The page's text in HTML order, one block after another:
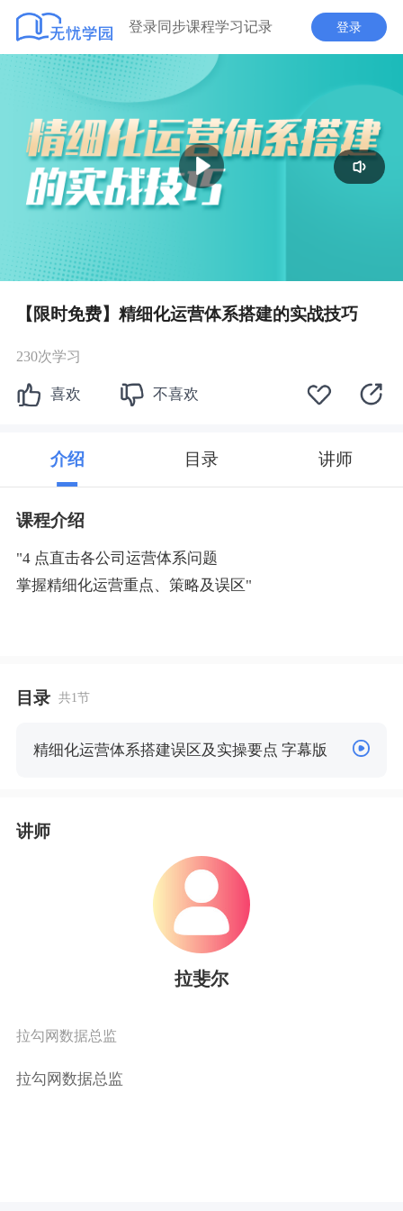
登录同步课程学习记录 登录
播
放
【限时免费】精细化运营体系搭建的实战技巧
230次学习
喜欢 不喜欢
介绍 目录 讲师
课程介绍
"4 点直击各公司运营体系问题
掌握精细化运营重点、策略及误区"
目录 共1节
精细化运营体系搭建误区及实操要点 字幕版
讲师
拉斐尔
拉勾网数据总监
拉勾网数据总监